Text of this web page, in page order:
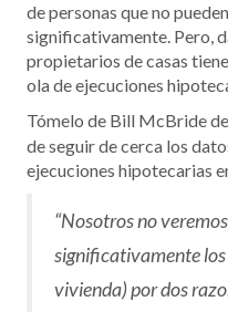
de personas que no
significativamente. Pero,
propietarios de casas
ola de ejecuciones
Tómelo de Bill McBride de
de seguir de cerca los
ejecuciones hipotecarias
“Nosotros no
significativamente los
vivienda) por dos